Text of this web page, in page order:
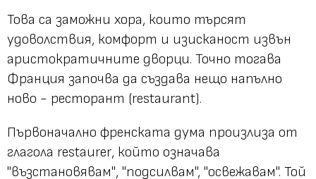
Това са заможни хора, които търсят
удоволствия, комфорт и изисканост извън
аристократичните дворци. Точно тогава
Франция започва да създава нещо напълно
ново - ресторант (restaurant).
Първоначално френската дума произлиза от
глагола restaurer, който означава
"възстановявам", "подсилвам", "освежавам". Той